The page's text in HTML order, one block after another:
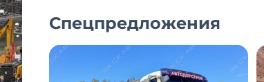
Спецпредложения